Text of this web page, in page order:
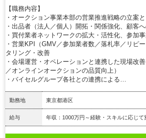
【職務内容】
・オークション事業本部の営業推進戦略の立案
・出品者（法人／個人）開拓・関係強化、顧客
・買付業者ネットワークの拡大・活性化、参加
・営業KPI（GMV／参加業者数／落札率／リピ
タリング・改善
・会場運営・オペレーションと連携した現場改
／オンラインオークションの品質向上）
・バイセルグループ各社との連携による…
勤務地 東京都港区
給与 年収：1000万円～経験・スキルに応じて